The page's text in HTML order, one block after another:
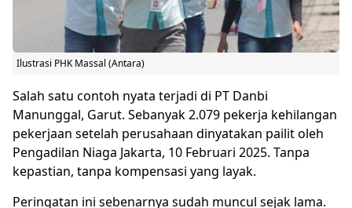
Ilustrasi PHK Massal (Antara)
Salah satu contoh nyata terjadi di PT Danbi
Manunggal, Garut. Sebanyak 2.079 pekerja kehilangan
pekerjaan setelah perusahaan dinyatakan pailit oleh
Pengadilan Niaga Jakarta, 10 Februari 2025. Tanpa
kepastian, tanpa kompensasi yang layak.
Peringatan ini sebenarnya sudah muncul sejak lama.